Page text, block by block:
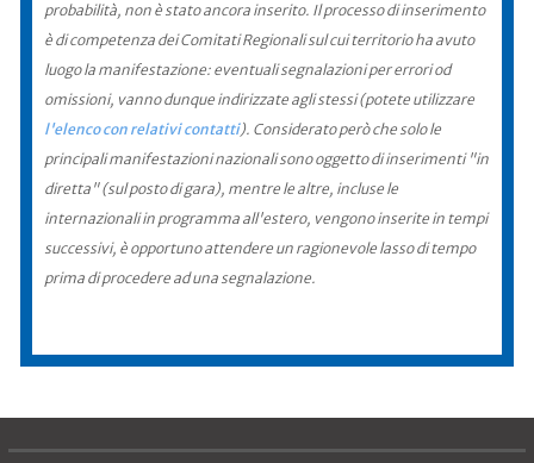
probabilità, non è stato ancora inserito. Il processo di inserimento
è di competenza dei Comitati Regionali sul cui territorio ha avuto
luogo la manifestazione: eventuali segnalazioni per errori od
omissioni, vanno dunque indirizzate agli stessi (potete utilizzare
l'elenco con relativi contatti). Considerato però che solo le
principali manifestazioni nazionali sono oggetto di inserimenti "in
diretta" (sul posto di gara), mentre le altre, incluse le
internazionali in programma all'estero, vengono inserite in tempi
successivi, è opportuno attendere un ragionevole lasso di tempo
prima di procedere ad una segnalazione.